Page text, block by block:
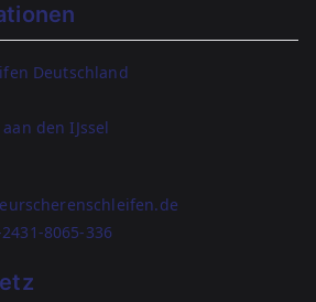
Deutschland
den IJssel
8065-336